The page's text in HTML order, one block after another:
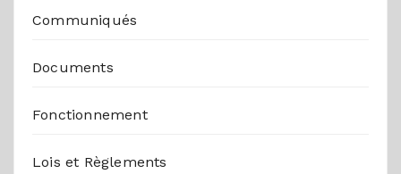
Communiqués
Documents
Fonctionnement
Lois et Règlements